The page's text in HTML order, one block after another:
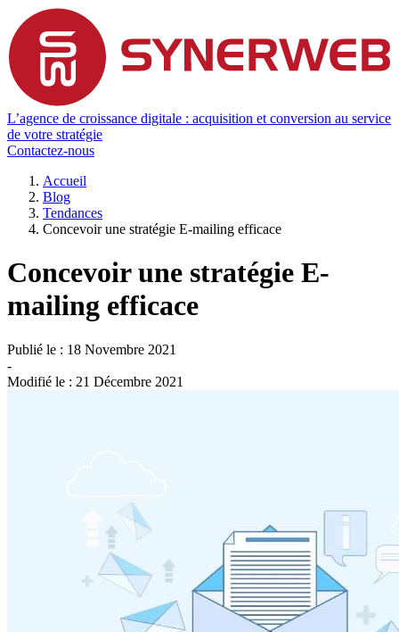
L’agence de croissance digitale : acquisition et conversion au service
de votre stratégie
Contactez-nous
Accueil
Blog
Tendances
Concevoir une stratégie E-mailing efficace
Concevoir une stratégie E-
mailing efficace
Publié le : 18 Novembre 2021
-
Modifié le : 21 Décembre 2021